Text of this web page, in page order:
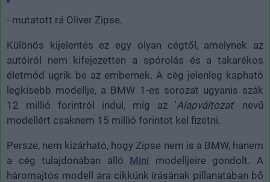
- mutatott rá Oliver Zipse.
Különös kijelentés ez egy olyan cégtől, amelynek az
autóiról nem kifejezetten a spórolás és a takarékos
életmód ugrik be az embernek. A cég jelenleg kapható
legkisebb modellje, a BMW 1-es sorozat ugyanis szák
12 millió forintról indul, míg az 'Alapváltozat' nevű
modellért csaknem 15 millió forintot kel fizetni.
Persze, nem kizárható, hogy Zipse nem is a BMW, hanem
a cég tulajdonában álló Mini modelljeire gondolt. A
háromajtós modell ára cikkünk írásának pillanatában bő